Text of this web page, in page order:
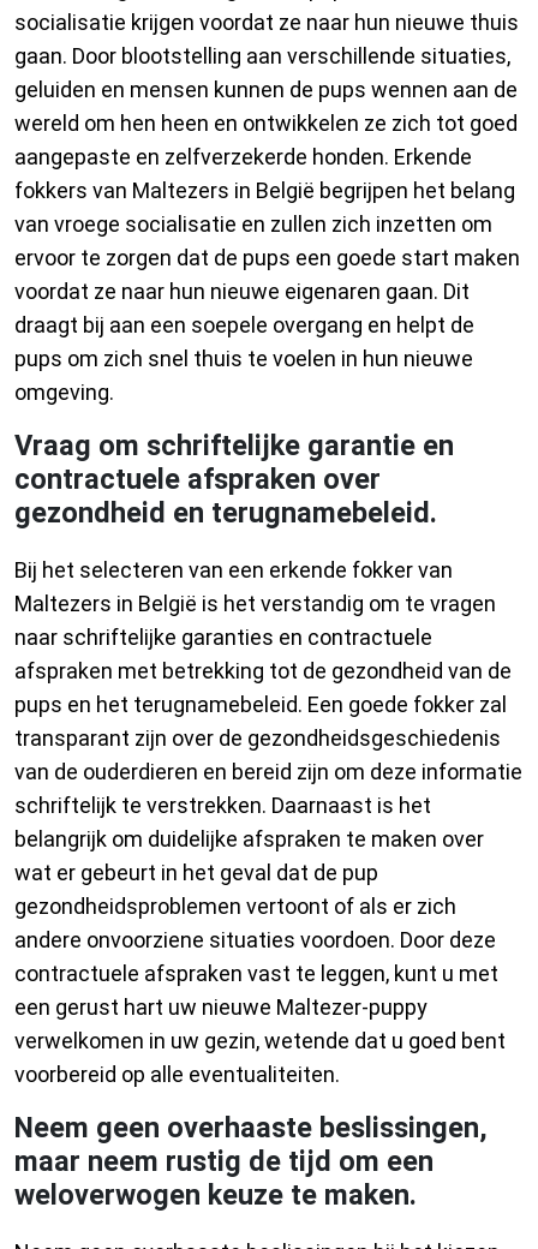
socialisatie krijgen voordat ze naar hun nieuwe thuis
gaan. Door blootstelling aan verschillende situaties,
geluiden en mensen kunnen de pups wennen aan de
wereld om hen heen en ontwikkelen ze zich tot goed
aangepaste en zelfverzekerde honden. Erkende
fokkers van Maltezers in België begrijpen het belang
van vroege socialisatie en zullen zich inzetten om
ervoor te zorgen dat de pups een goede start maken
voordat ze naar hun nieuwe eigenaren gaan. Dit
draagt bij aan een soepele overgang en helpt de
pups om zich snel thuis te voelen in hun nieuwe
omgeving.
Vraag om schriftelijke garantie en
contractuele afspraken over
gezondheid en terugnamebeleid.
Bij het selecteren van een erkende fokker van
Maltezers in België is het verstandig om te vragen
naar schriftelijke garanties en contractuele
afspraken met betrekking tot de gezondheid van de
pups en het terugnamebeleid. Een goede fokker zal
transparant zijn over de gezondheidsgeschiedenis
van de ouderdieren en bereid zijn om deze informatie
schriftelijk te verstrekken. Daarnaast is het
belangrijk om duidelijke afspraken te maken over
wat er gebeurt in het geval dat de pup
gezondheidsproblemen vertoont of als er zich
andere onvoorziene situaties voordoen. Door deze
contractuele afspraken vast te leggen, kunt u met
een gerust hart uw nieuwe Maltezer-puppy
verwelkomen in uw gezin, wetende dat u goed bent
voorbereid op alle eventualiteiten.
Neem geen overhaaste beslissingen,
maar neem rustig de tijd om een
weloverwogen keuze te maken.